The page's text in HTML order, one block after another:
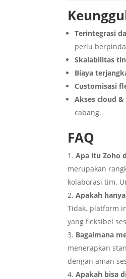
Terintegrasi
perlu
Skalabilitas
Biaya
Customisasi
Akses cloud
cabang.
FAQ
Apa itu Zoho
merupakan
kolaborasi tim.
Apakah
Tidak. platform
yang fleksibel
Bagaimana
menerapkan
dengan aman
Apakah bisa